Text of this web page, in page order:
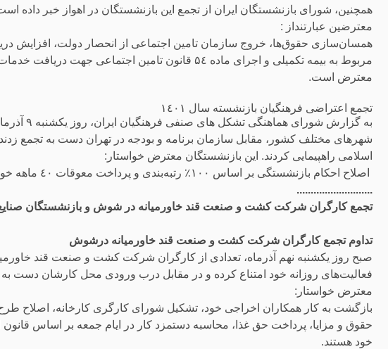
همچنین، شورای بازنشستگان ایران از تجمع این بازنشستگان در اهواز خبر
معترضین عبارتنداز :
همسان‌سازی حقوق‌ها، خروج سازمان تامین اجتماعی از انحصار دولت، افزایش
مربوط به بیمه تکمیلی و اجرای ماده ۵٤ قانون تامین
معترض است.
تجمع اعتراضی فرهنگیان بازنشسته سال ۱٤۰۱
شهرهای مختلف کشور، مقابل سازمان برنامه و بودجه در تهران دست به
اسلامی راهپیمایی کردند. این بازنشستگان معترض خواستار:
اصلاح احکام بازنشستگی بر اساس ۱۰۰٪ رتبه‌بندی و پرداخت معوقات ٤۰ ماهه‌ خود هستند.
...........................
تجمع کارگران شرکت کشت و صنعت قند خاورمیانه در شوش و بازنشستگان صنایع
تداوم تجمع کارگران شرکت کشت و صنعت قند خاورمیانه درشوش
صبح روز یکشنبه نهم آذرماە، تعدادی از کارگران شرکت کشت و صنعت قند
فعالیت‌های روزانه خود امتناع کرده و در مقابل درب ورودی محل کارشان دست
معترض خواستار:
بازگشت به کار همکاران اخراجی خود، تشکیل شورای کارگری کارخانه، اصلاح
حقوق و مزایا، پرداخت حق غذا، محاسبه دستمزد کار در ایام جمعه بر اساس
خود هستند.